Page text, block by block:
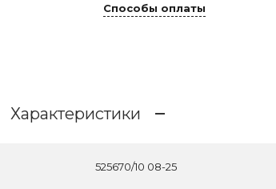
Способы оплаты
Характеристики
525670/10 08-25